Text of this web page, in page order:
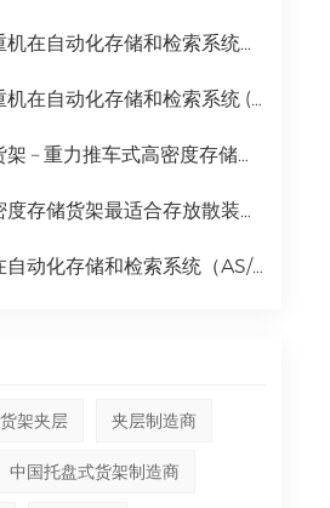
русский
动化存储和检索系统（AS/RS）中的全面应用
化存储和检索系统 (AS/RS) 中的作用及全面成本分析
– 重力推车式高密度存储解决方案
架最适合存放散装托盘货物？ | 金摩尔驶入式货架
化存储和检索系统（AS/RS）中的作用分析
架夹层 夹层制造商
中国托盘式货架制造商